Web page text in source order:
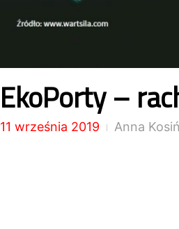
EkoPorty –
11 września 2019 Anna